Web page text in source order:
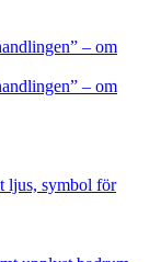
– om
– om